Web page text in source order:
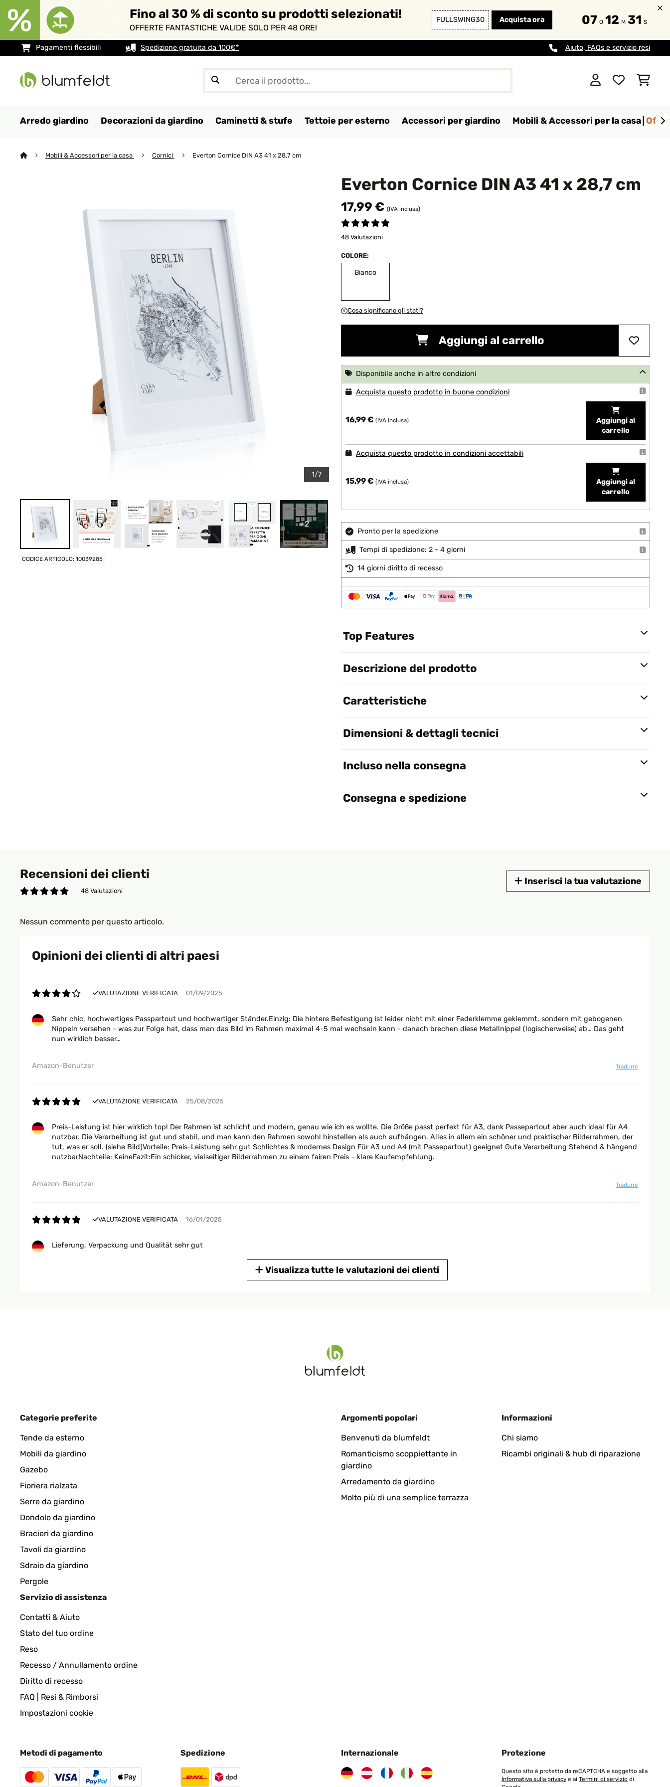
Fino al 30 % di sconto su prodotti selezionati!
OFFERTE FANTASTICHE VALIDE SOLO PER 48 ORE!
FULLSWING30 Acquista ora 07 O 12 M 29 S
Pagamenti flessibili Spedizione gratuita da 100€* Aiuto, FAQs e servizio resi
Arredo giardino Decorazioni da giardino Caminetti & stufe Tettoie per esterno Accessori per giardino Mobili & Accessori per la casa
Mobili & Accessori per la casa Cornici Everton Cornice DIN A3 41 x 28,7 cm
1/7
+2
CODICE ARTICOLO: 10039285
Everton Cornice DIN A3 41 x 28,7 cm
17,99 € (IVA inclusa)
48 Valutazioni
COLORE:
Bianco
Cosa significano gli stati?
Aggiungi al carrello
Disponibile anche in altre condizioni
Acquista questo prodotto in buone condizioni
16,99 € (IVA inclusa)
Aggiungi al
carrello
Acquista questo prodotto in condizioni accettabili
15,99 € (IVA inclusa)
Aggiungi al
carrello
Pronto per la spedizione
Tempi di spedizione: 2 - 4 giorni
14 giorni diritto di recesso
Top Features
Descrizione del prodotto
Caratteristiche
Dimensioni & dettagli tecnici
Incluso nella consegna
Consegna e spedizione
Recensioni dei clienti
48 Valutazioni
Inserisci la tua valutazione
Nessun commento per questo articolo.
Opinioni dei clienti di altri paesi
VALUTAZIONE VERIFICATA 01/09/2025
Sehr chic, hochwertiges Passpartout und hochwertiger Ständer.Einzig: Die hintere Befestigung ist leider nicht mit einer Federklemme geklemmt, sondern mit gebogenen
Nippeln versehen - was zur Folge hat, dass man das Bild im Rahmen maximal 4-5 mal wechseln kann - danach brechen diese Metallnippel (logischerweise) ab… Das geht
nun wirklich besser…
Amazon-Benutzer Tradurre
VALUTAZIONE VERIFICATA 25/08/2025
Preis-Leistung ist hier wirklich top! Der Rahmen ist schlicht und modern, genau wie ich es wollte. Die Größe passt perfekt für A3, dank Passepartout aber auch ideal für A4
nutzbar. Die Verarbeitung ist gut und stabil, und man kann den Rahmen sowohl hinstellen als auch aufhängen. Alles in allem ein schöner und praktischer Bilderrahmen, der
tut, was er soll. (siehe Bild)Vorteile: Preis-Leistung sehr gut Schlichtes & modernes Design Für A3 und A4 (mit Passepartout) geeignet Gute Verarbeitung Stehend & hängend
nutzbarNachteile: KeineFazit:Ein schicker, vielseitiger Bilderrahmen zu einem fairen Preis – klare Kaufempfehlung.
Amazon-Benutzer Tradurre
VALUTAZIONE VERIFICATA 16/01/2025
Lieferung, Verpackung und Qualität sehr gut
Produit conforme à la commande
Utilisateur d'Amazon
Rahmen Gerne wieder
Amazon-Benutzer
Good frame, value for money. Would recommend.
VALUTAZIONE VERIFICATA 24/04/2024
Visualizza tutte le valutazioni dei clienti
Categorie preferite
Tende da esterno
Mobili da giardino
Gazebo
Fioriera rialzata
Serre da giardino
Dondolo da giardino
Bracieri da giardino
Tavoli da giardino
Sdraio da giardino
Pergole
Argomenti popolari
Benvenuti da blumfeldt
Romanticismo scoppiettante in
giardino
Arredamento da giardino
Molto più di una semplice terrazza
Informazioni
Chi siamo
Ricambi originali & hub di riparazione
Servizio di assistenza
Contatti & Aiuto
Stato del tuo ordine
Reso
Recesso / Annullamento ordine
Diritto di recesso
FAQ | Resi & Rimborsi
Impostazioni cookie
Metodi di pagamento Spedizione Internazionale Protezione
Questo sito è protetto da reCAPTCHA e soggetto alla
Informativa sulla privacy e ai Termini di servizio di